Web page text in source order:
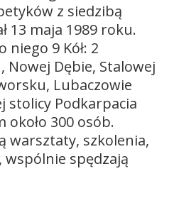
z siedzibą
13 maja 1989 roku.
niego 9 Kół: 2
Nowej Dębie, Stalowej
Lubaczowie
stolicy Podkarpacia
300 osób.
warsztaty, szkolenia,
spędzają